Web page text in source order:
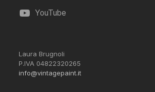
YouTube
Laura Brugnoli
P.IVA 04822320265
info@vintagepaint.it